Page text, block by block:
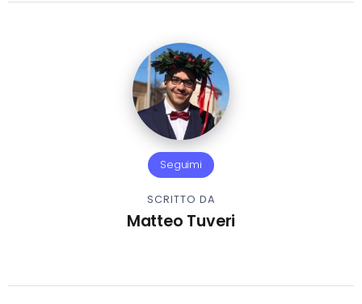
Seguimi
SCRITTO DA
Matteo Tuveri